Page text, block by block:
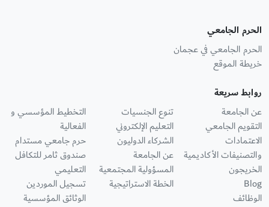
الحرم الجامعي
الحرم الجامعي في عجمان
خريطة الموقع
روابط سريعة
عن الجامعة
التقويم الجامعي
الاعتمادات
والتصنيفات الأكاديمية
الخريجون
Blog
الوظائف
تنوع الجنسيات
التعليم الإلكتروني
الشركاء الدوليون
عن الجامعة
المسؤولية المجتمعية
الخطة الاستراتيجية
التخطيط المؤسسي و
الفعالية
حرم جامعي مستدام
صندوق ثامر للتكافل
التعليمي
تسجيل الموردين
الوثائق المؤسسية